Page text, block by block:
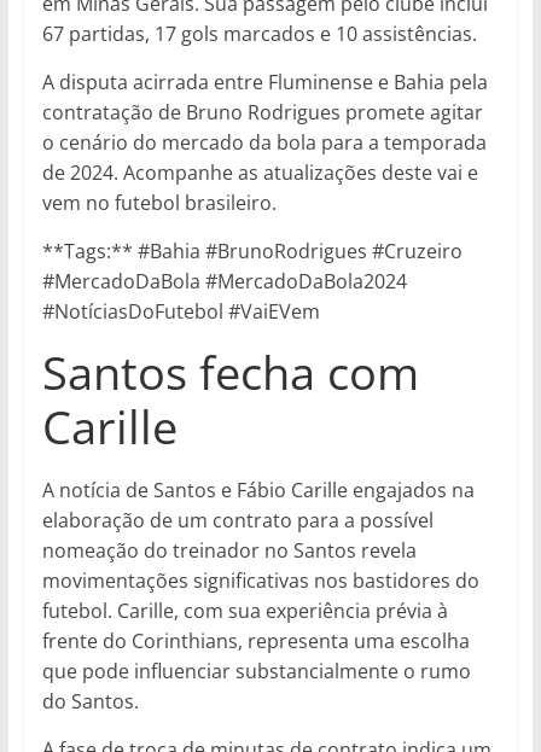
67 partidas, 17 gols marcados e 10 assistências.
A disputa acirrada entre Fluminense e Bahia pela
contratação de Bruno Rodrigues promete agitar
o cenário do mercado da bola para a temporada
de 2024. Acompanhe as atualizações deste vai e
vem no futebol brasileiro.
**Tags:** #Bahia #BrunoRodrigues #Cruzeiro
#MercadoDaBola #MercadoDaBola2024
#NotíciasDoFutebol #VaiEVem
Santos fecha com
Carille
A notícia de Santos e Fábio Carille engajados na
elaboração de um contrato para a possível
nomeação do treinador no Santos revela
movimentações significativas nos bastidores do
futebol. Carille, com sua experiência prévia à
frente do Corinthians, representa uma escolha
que pode influenciar substancialmente o rumo
do Santos.